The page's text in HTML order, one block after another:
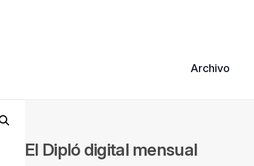
Archivo
El Dipló digital mensual